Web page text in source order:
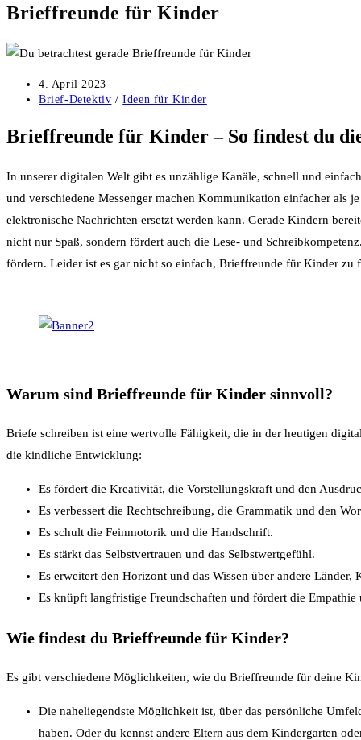
Brieffreunde für Kinder
Beitrag
veröffentlicht:
4. April 2023
Beitrags-
Brief-Detektiv / Ideen für Kinder
Brieffreunde für Kinder – So findest du
In unserer digitalen Welt gibt es unzählige Kanäle, schnell und
und verschiedene Messenger machen Kommunikation einfacher als
elektronische Nachrichten ersetzt werden kann. Gerade Kindern
nicht nur Spaß, sondern fördert auch die Lese- und
fördern. Leider ist es gar nicht so einfach, Brieffreunde für Kinder zu
Warum sind Brieffreunde für Kinder sinnvoll?
Briefe schreiben ist eine wertvolle Fähigkeit, die in der heutigen
die kindliche Entwicklung:
Es fördert die Kreativität, die Vorstellungskraft und den
Es verbessert die Rechtschreibung, die Grammatik und den
Es schult die Feinmotorik und die Handschrift.
Es stärkt das Selbstvertrauen und das Selbstwertgefühl.
Es erweitert den Horizont und das Wissen über andere Länder,
Es knüpft langfristige Freundschaften und fördert die
Wie findest du Brieffreunde für Kinder?
Es gibt verschiedene Möglichkeiten, wie du Brieffreunde für deine
Die naheliegendste Möglichkeit ist, über das persönliche
haben. Oder du kennst andere Eltern aus dem Kindergarten